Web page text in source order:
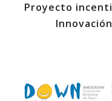
Proyecto